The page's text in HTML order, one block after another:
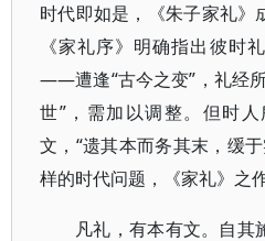
时代即如是，《朱子家礼》
《家礼序》明确指出彼时
——遭逢“古今之变”，礼经
世”，需加以调整。但时
文，“遗其本而务其末，缓
样的时代问题，《家礼》之
凡礼，有本有文。自其